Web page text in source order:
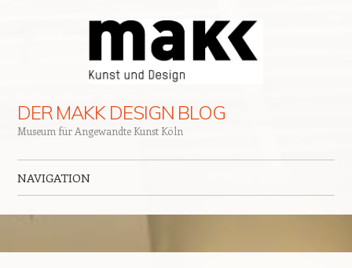
DER MAKK DESIGN BLOG
Museum für Angewandte Kunst Köln
NAVIGATION